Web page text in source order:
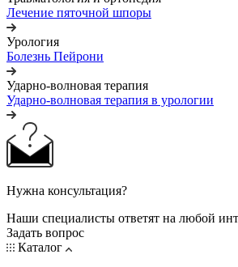
Лечение пяточной шпоры
Урология
Болезнь Пейрони
Ударно-волновая терапия
Ударно-волновая терапия в урологии
Нужна консультация?
Наши специалисты ответят на любой
Задать вопрос
Каталог